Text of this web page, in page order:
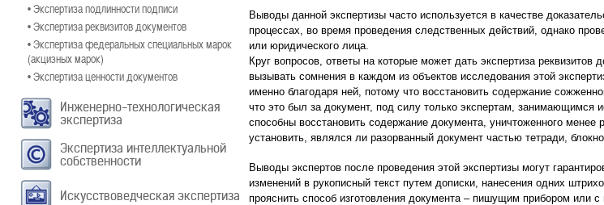
• Экспертиза подлинности подписи
• Экспертиза реквизитов документов
• Экспертиза федеральных специальных марок
(акцизных марок)
• Экспертиза ценности документов
Инженерно-технологическая
экспертиза
Экспертиза интеллектуальной
собственности
Искусствоведческая экспертиза
Выводы данной экспертизы часто используется в качестве
процессах, во время проведения следственных действий, однако
или юридического лица.
Круг вопросов, ответы на которые может дать экспертиза
вызывать сомнения в каждом из объектов исследования этой
именно благодаря ней, потому что восстановить содержание
что это был за документ, под силу только экспертам, занимающимся
способны восстановить содержание документа, уничтоженного
установить, являлся ли разорванный документ частью тетради,
Выводы экспертов после проведения этой экспертизы могут
изменений в рукописный текст путем дописки, нанесения одних
прояснить способ изготовления документа – пишущим прибором или